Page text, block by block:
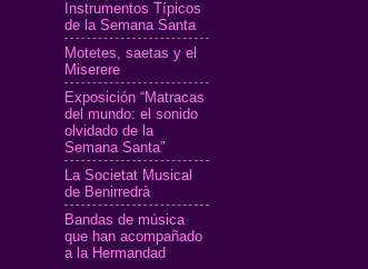
Instrumentos Típicos
de la Semana Santa
Motetes, saetas y el
Miserere
Exposición “Matracas
del mundo: el sonido
olvidado de la
Semana Santa”
La Societat Musical
de Benirredrà
Bandas de música
que han acompañado
a la Hermandad